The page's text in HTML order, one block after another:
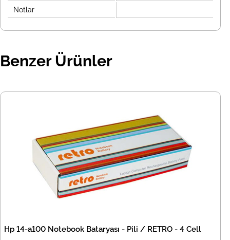
Notlar
Benzer Ürünler
Hp 14-a100 Notebook Bataryası - Pili / RETRO - 4 Cell